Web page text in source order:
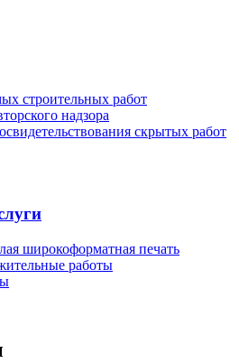
строительных работ
надзора
скрытых работ
широкоформатная печать
работы